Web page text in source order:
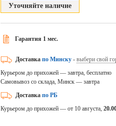
Уточняйте наличие
Гарантия 1 мес.
Доставка по Минску- выбери свой
Курьером до прихожей — завтра, бесплатно
Самовывоз со склада, Минск — завтра
Доставка по РБ
Курьером до прихожей — от 10 августа,